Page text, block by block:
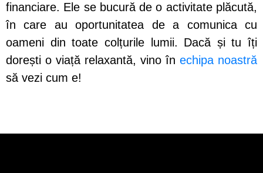
financiare. Ele se bucură de o activitate plăcută,
în care au oportunitatea de a comunica cu
oameni din toate colțurile lumii. Dacă și tu îți
dorești o viață relaxantă, vino în echipa noastră
să vezi cum e!